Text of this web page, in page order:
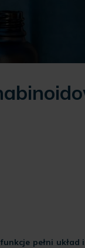
pełni układ